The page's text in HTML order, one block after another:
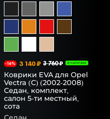
-16% 3 140 ₽ 3 760 ₽ В НАЛИЧИИ
Коврики EVA для Opel
Vectra (C) (2002-2008)
Седан, комплект,
салон 5-ти местный,
сота